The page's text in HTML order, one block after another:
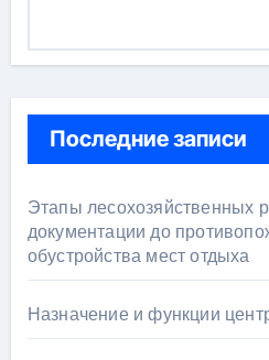
Последние записи
Этапы лесохозяйственных
документации до
обустройства мест отдыха
Назначение и функции